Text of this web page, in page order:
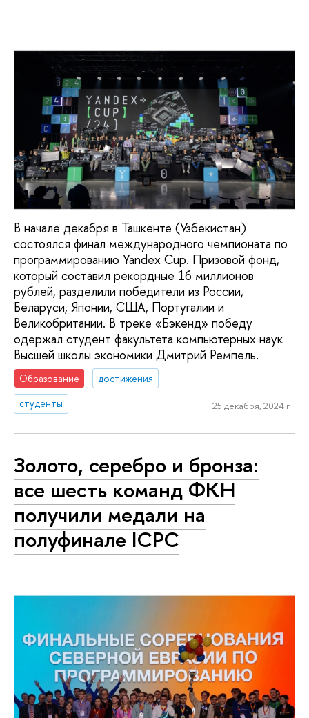
В начале декабря в Ташкенте (Узбекистан)
состоялся финал международного чемпионата по
программированию Yandex Cup. Призовой фонд,
который составил рекордные 16 миллионов
рублей, разделили победители из России,
Беларуси, Японии, США, Португалии и
Великобритании. В треке «Бэкенд» победу
одержал студент факультета компьютерных наук
Высшей школы экономики Дмитрий Ремпель.
Образование
достижения
студенты
25 декабря, 2024 г.
Золото, серебро и бронза:
все шесть команд ФКН
получили медали на
полуфинале ICPC